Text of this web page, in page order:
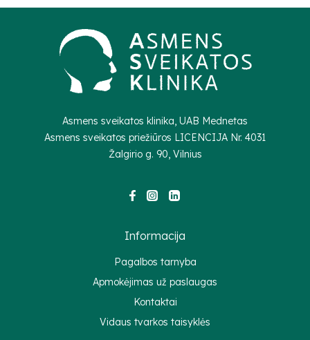
Asmens sveikatos klinika, UAB Mednetas
Asmens sveikatos priežiūros LICENCIJA Nr. 4031
Žalgirio g. 90, Vilnius
Informacija
Pagalbos tarnyba
Apmokėjimas už paslaugas
Kontaktai
Vidaus tvarkos taisyklės